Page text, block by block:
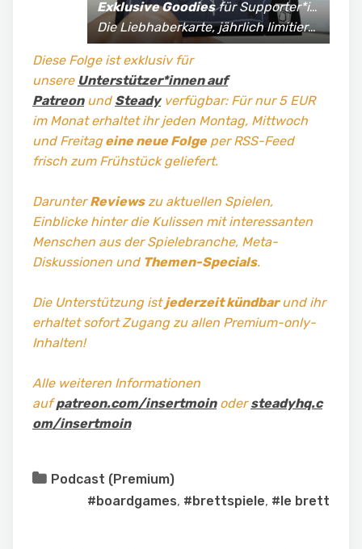
Exklusive Goodiesfür Supporter*innen:
Die Liebhaberkarte, jährlich limitierte Fan-Shirts und vieles mehr!
Diese Folge ist exklusiv für
unsere Unterstützer*innen auf
Patreonund Steadyverfügbar: Für nur 5 EUR
im Monat erhaltet ihr jeden Montag, Mittwoch
und Freitageine neue Folgeper RSS-Feed
frisch zum Frühstück geliefert.
DarunterReviewszu aktuellen Spielen,
Einblicke hinter die Kulissen mit interessanten
Menschen aus der Spielebranche, Meta-
Diskussionen und Themen-Specials.
Die Unterstützung istjederzeit kündbarund ihr
erhaltet sofort Zugang zu allen Premium-only-
Inhalten!
Alle weiteren Informationen
aufpatreon.com/insertmoinodersteadyhq.c
om/insertmoin
Podcast (Premium)
#boardgames, #brettspiele, #le brett